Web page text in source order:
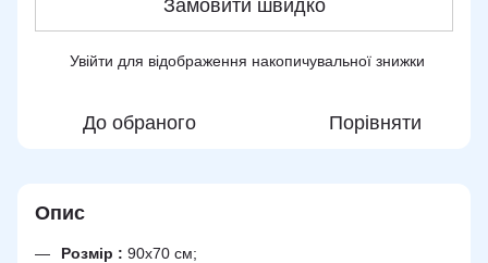
Замовити швидко
Увійти для відображення накопичувальної знижки
До обраного Порівняти
Опис
Розмір : 90х70 см;